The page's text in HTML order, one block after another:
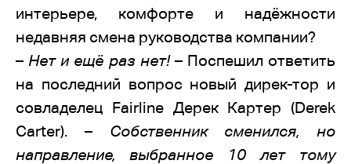
интерьере, комфорте и надёжности
недавняя смена руководства компании?
– Нет и ещё раз нет!– Поспешил ответить
на последний вопрос новый дирек-тор и
совладелец Fairline Дерек Картер (Derek
Carter). – Собственник сменился, но
направление, выбранное 10 лет тому